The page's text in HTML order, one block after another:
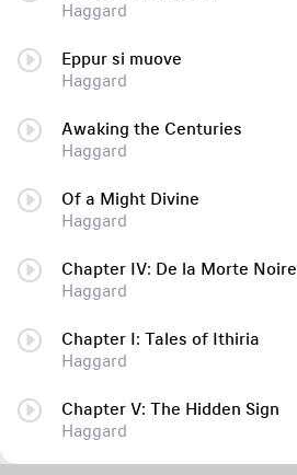
Haggard
Eppur si muove
Haggard
Awaking the Centuries
Haggard
Of a Might Divine
Haggard
Chapter IV: De la Morte Noire
Haggard
Chapter I: Tales of Ithiria
Haggard
Chapter V: The Hidden Sign
Haggard